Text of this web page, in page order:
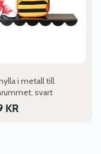
i metall till
svart
KR